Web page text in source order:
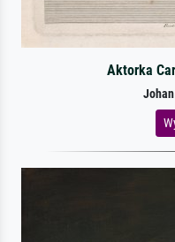
Aktorka